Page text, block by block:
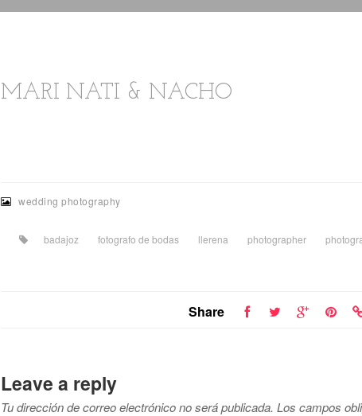
MARI NATI & NACHO
wedding photography
badajoz fotografo de bodas llerena photographer
Share
Leave a reply
Tu dirección de correo electrónico no será publicada. Los campos